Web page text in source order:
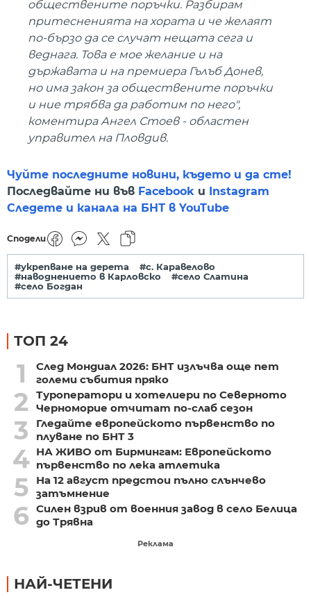
обществените поръчки. Разбирам
притесненията на хората и че желаят
по-бързо да се случат нещата сега и
веднага. Това е мое желание и на
държавата и на премиера Гълъб Донев,
но има закон за обществените поръчки
и ние трябва да работим по него",
коментира Ангел Стоев - областен
управител на Пловдив.
Чуйте последните новини, където и да сте!
Последвайте ни във Facebook и Instagram
Следете и канала на БНТ в YouTube
Сподели
#укрепване на дерета
#с. Каравелово
#наводнението в Карловско
#село Слатина
#село Богдан
ТОП 24
1
След Мондиал 2026: БНТ излъчва още пет
големи събития пряко
2
Туроператори и хотелиери по Северното
Черноморие отчитат по-слаб сезон
3
Гледайте европейското първенство по
плуване по БНТ 3
4 НА ЖИВО от Бирмингам: Европейското
първенство по лека атлетика
5
На 12 август предстои пълно слънчево
затъмнение
6 Силен взрив от военния завод в село Белица
до Трявна
Реклама
НАЙ-ЧЕТЕНИ